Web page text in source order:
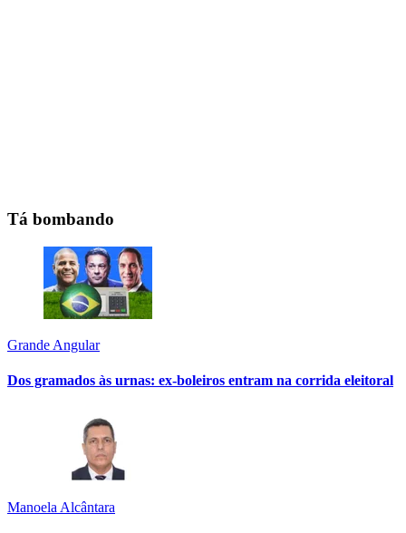
Tá bombando
Grande Angular
Dos gramados às urnas: ex-boleiros entram na corrida eleitoral
Manoela Alcântara